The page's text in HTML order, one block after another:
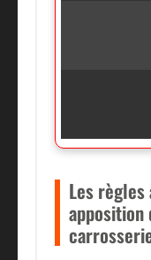
Les
apposition